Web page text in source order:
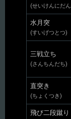
(せいけんにだ
水月突
(すいげつとつ)
三戦立ち
(さんちんだち)
直突き
(ちょくつき)
飛び二段蹴り